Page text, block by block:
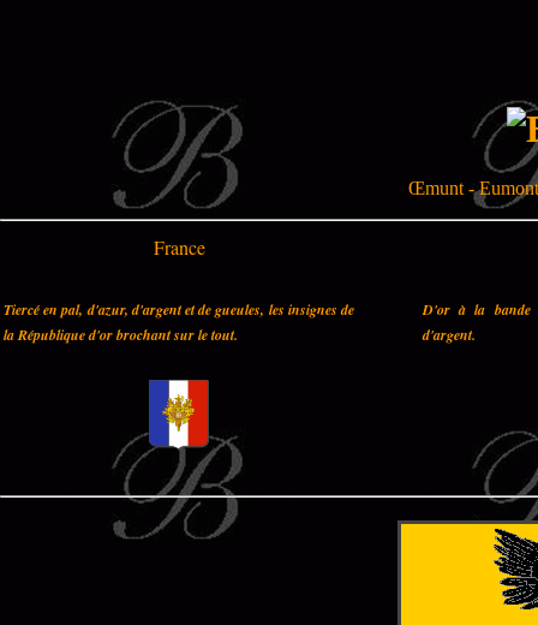
Œmunt -
France
Tiercé en pal, d'azur, d'argent et de gueules, les insignes de
la République d'or brochant sur le tout.
D'or à la bande
d'argent.